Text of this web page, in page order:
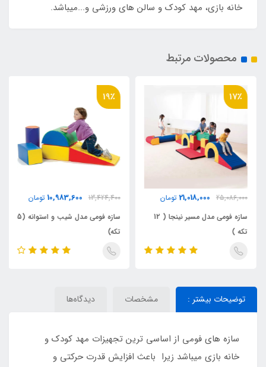
خانه بازی، مهد کودک و سالن های ورزشی و...میباشد.
محصولات مرتبط
17٪
25,086,000
21,018,000 تومان
سازه فومی مدل مسیر نینجا ( 12
تکه )
19٪
13,424,400
10,983,600 تومان
سازه فومی مدل شیب و استوانه (5
تکه)
توضیحات بیشتر : مشخصات دیدگاه‌ها
سازه های فومی از اساسی ترین تجهیزات مهد کودک و
خانه بازی میباشد زیرا باعث افزایش قدرت حرکتی و